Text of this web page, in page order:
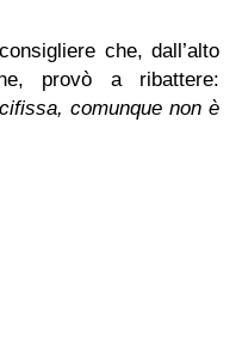
che, dall’alto
provò a ribattere:
comunque non è